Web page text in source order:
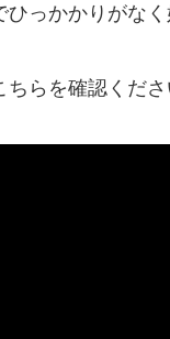
っかかりがなく
らを確認くださ